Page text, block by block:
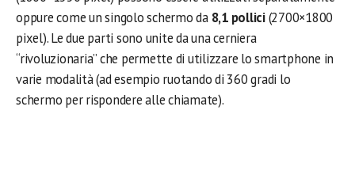
oppure come un singolo schermo da 8,1 pollici(2700×1800
pixel). Le due parti sono unite da una cerniera
“rivoluzionaria” che permette di utilizzare lo smartphone in
varie modalità (ad esempio ruotando di 360 gradi lo
schermo per rispondere alle chiamate).